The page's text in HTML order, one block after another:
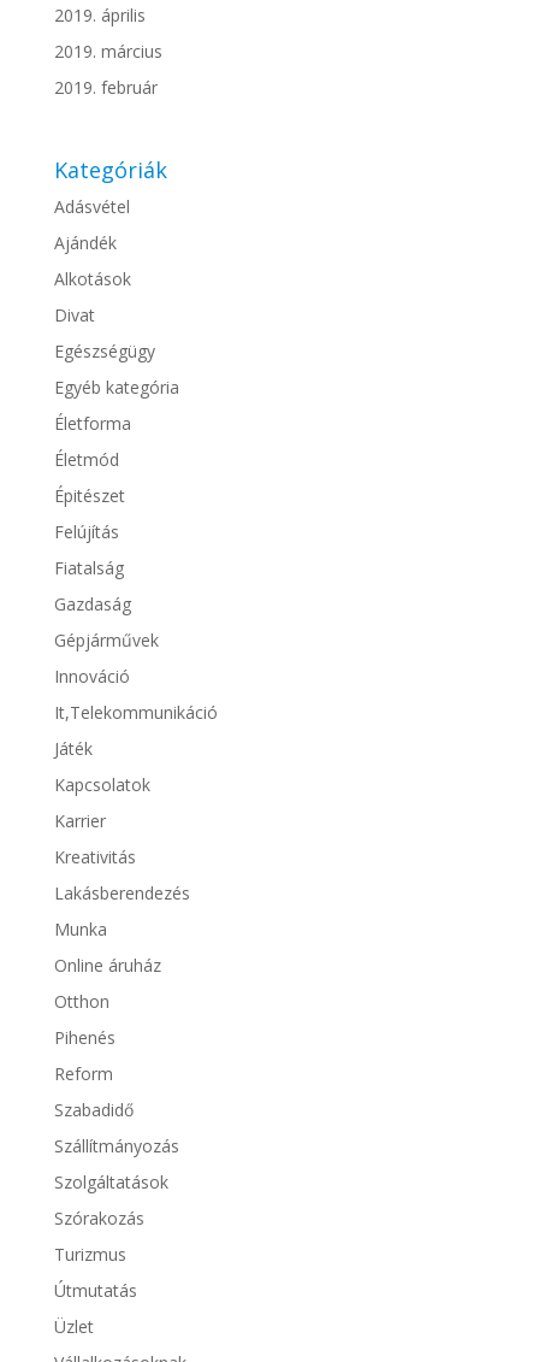
2019. április
2019. március
2019. február
Kategóriák
Adásvétel
Ajándék
Alkotások
Divat
Egészségügy
Egyéb kategória
Életforma
Életmód
Épitészet
Felújítás
Fiatalság
Gazdaság
Gépjárművek
Innováció
It,Telekommunikáció
Játék
Kapcsolatok
Karrier
Kreativitás
Lakásberendezés
Munka
Online áruház
Otthon
Pihenés
Reform
Szabadidő
Szállítmányozás
Szolgáltatások
Szórakozás
Turizmus
Útmutatás
Üzlet